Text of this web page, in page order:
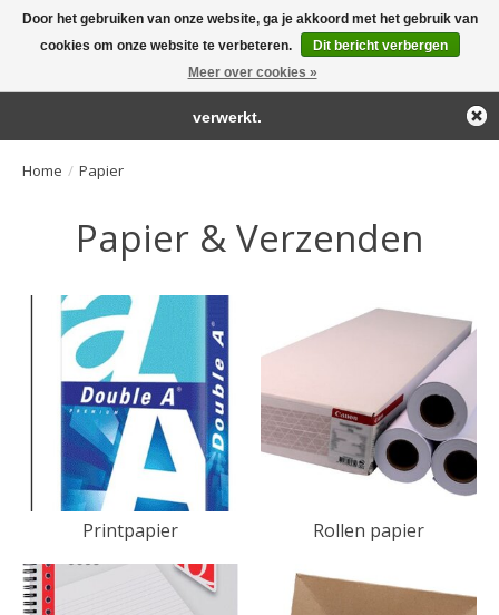
Large selection of products and fast shipping!
Home / Papier
Papier & Verzenden
Printpapier Rollen papier
Door het gebruiken van onze website, ga je akkoord met het gebruik van
cookies om onze website te verbeteren.
Dit bericht verbergen
Meer over cookies »
← Keer terug naar de backofficeDeze winkel is in aanbouw.
Eventueel geplaatste orders zullen niet worden gehonoreerd of
verwerkt.